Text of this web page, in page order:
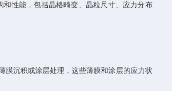
性能，包括晶格畸变、晶粒尺寸、应力分布
沉积或涂层处理，这些薄膜和涂层的应力状